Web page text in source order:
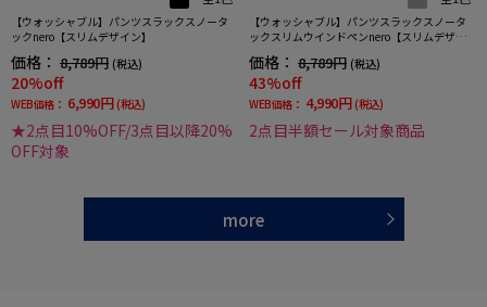
【ウォッシャブル】パンツスラックスノータ
ックnero【スリムデザイン】
価格： 8,789円 (税込)
20%off
WEB価格： 6,990円 (税込)
★2点目10%OFF/3点目以降20%
OFF対象
【ウォッシャブル】パンツスラックスノータ
ックスリムウインドペンnero【スリムデザイ
ン】
価格： 8,789円 (税込)
43%off
WEB価格： 4,990円 (税込)
2点目半額セール対象商品
more